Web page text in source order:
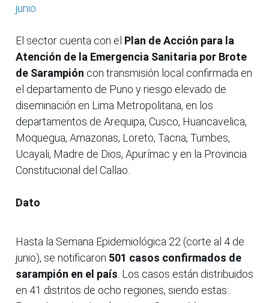
junio
El sector cuenta con el Plan de Acción para la
Atención de la Emergencia Sanitaria por Brote
de Sarampión con transmisión local confirmada en
el departamento de Puno y riesgo elevado de
diseminación en Lima Metropolitana, en los
departamentos de Arequipa, Cusco, Huancavelica,
Moquegua, Amazonas, Loreto, Tacna, Tumbes,
Ucayali, Madre de Dios, Apurímac y en la Provincia
Constitucional del Callao.
Dato
Hasta la Semana Epidemiológica 22 (corte al 4 de
junio), se notificaron 501 casos confirmados de
sarampión en el país . Los casos están distribuidos
en 41 distritos de ocho regiones, siendo estas: